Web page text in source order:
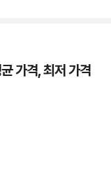
가격, 최저 가격